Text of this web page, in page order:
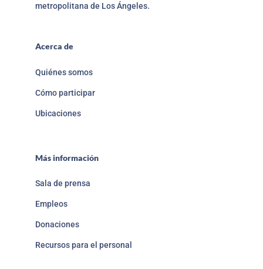
metropolitana de Los Ángeles.
Acerca de
Quiénes somos
Cómo participar
Ubicaciones
Más información
Sala de prensa
Empleos
Donaciones
Recursos para el personal